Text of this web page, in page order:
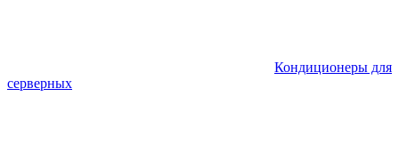
Кондиционеры для
серверных